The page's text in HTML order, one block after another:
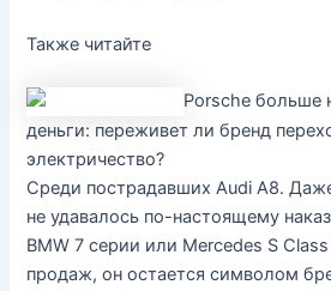
Также читайте
Porsche больше
деньги: переживет ли бренд
электричество?
Среди пострадавших Audi A8.
не удавалось по-настоящему
BMW 7 серии или Mercedes S
продаж, он остается символом